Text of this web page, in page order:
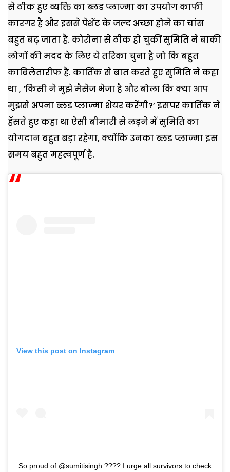
से ठीक हुए व्यक्ति का ब्लड प्लाज्मा का उपयोग काफी
कारगर है और इससे पेशेंट के जल्द अच्छा होने का चांस
बहुत बढ़ जाता है. कोरोना से ठीक हो चुकीं सुमिति ने बाकी
लोगों की मदद के लिए ये तरिका चुना है जो कि बहुत
काबिलेतारीफ है. कार्तिक से बात करते हुए सुमिति ने कहा
था , ‘किसी ने मुझे मैसेज भेजा है और बोला कि क्या आप
मुझसे अपना ब्लड प्लाज्मा शेयर करेंगी?’ इसपर कार्तिक ने
हँसते हुए कहा था ऐसी बीमारी से लड़ने में सुमिति का
योगदान बहुत बड़ा रहेगा, क्योंकि उनका ब्लड प्लाज्मा इस
समय बहुत महत्वपूर्ण है.
View this post on Instagram
So proud of @sumitisingh ???? I urge all survivors to check